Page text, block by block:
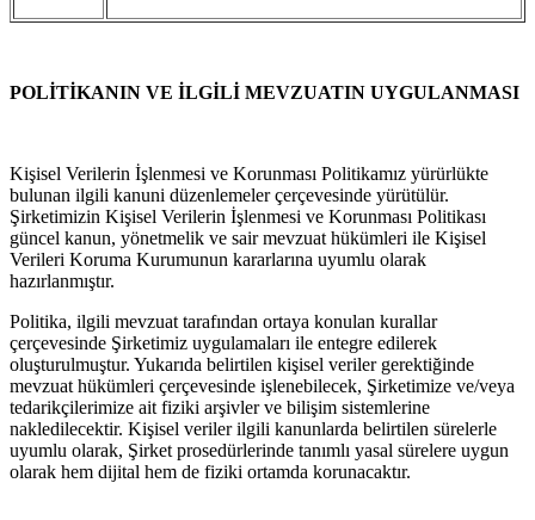
POLİTİKANIN VE İLGİLİ MEVZUATIN UYGULANMASI
Kişisel Verilerin İşlenmesi ve Korunması Politikamız yürürlükte
bulunan ilgili kanuni düzenlemeler çerçevesinde yürütülür.
Şirketimizin Kişisel Verilerin İşlenmesi ve Korunması Politikası
güncel kanun, yönetmelik ve sair mevzuat hükümleri ile Kişisel
Verileri Koruma Kurumunun kararlarına uyumlu olarak
hazırlanmıştır.
Politika, ilgili mevzuat tarafından ortaya konulan kurallar
çerçevesinde Şirketimiz uygulamaları ile entegre edilerek
oluşturulmuştur. Yukarıda belirtilen kişisel veriler gerektiğinde
mevzuat hükümleri çerçevesinde işlenebilecek, Şirketimize ve/veya
tedarikçilerimize ait fiziki arşivler ve bilişim sistemlerine
nakledilecektir. Kişisel veriler ilgili kanunlarda belirtilen sürelerle
uyumlu olarak, Şirket prosedürlerinde tanımlı yasal sürelere uygun
olarak hem dijital hem de fiziki ortamda korunacaktır.